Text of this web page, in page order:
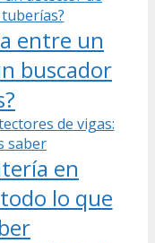
entre un
buscador
en
lo que